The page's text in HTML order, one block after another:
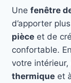
Une fenêtre
d’apporter
pièce et de
confortable.
votre intérieur,
thermique et